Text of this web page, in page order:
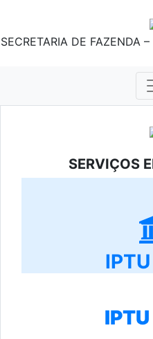
SECRETARIA DE FAZENDA
SERVIÇOS